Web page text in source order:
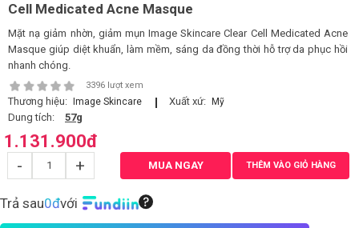
Cell Medicated Acne Masque
Mặt nạ giảm nhờn, giảm mụn Image Skincare Clear Cell Medicated Acne
Masque giúp diệt khuẩn, làm mềm, sáng da đồng thời hỗ trợ da phục hồi
nhanh chóng.
3396 lượt xem
Thương hiệu: Image Skincare Xuất xứ: Mỹ
Dung tích: 57g
1.131.900đ
- + MUA NGAY THÊM VÀO GIỎ HÀNG
Trả sau0đvới